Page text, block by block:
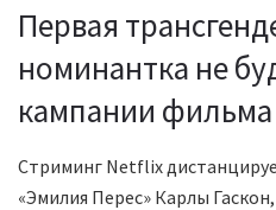
Первая
номинантка не
кампании фильма
Стриминг Netflix
«Эмилия Перес» Карлы